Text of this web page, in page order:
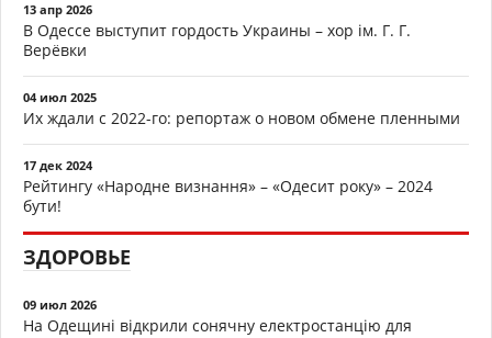
13 апр 2026
В Одессе выступит гордость Украины – хор ім. Г. Г.
Верёвки
04 июл 2025
Их ждали с 2022-го: репортаж о новом обмене пленными
17 дек 2024
Рейтингу «Народне визнання» – «Одесит року» – 2024
бути!
ЗДОРОВЬЕ
09 июл 2026
На Одещині відкрили сонячну електростанцію для